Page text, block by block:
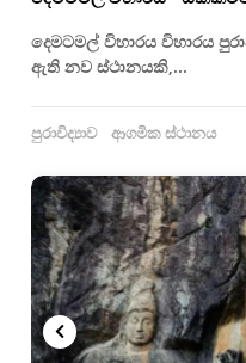
දෙමටමල් විහාරය විහාරය
ඇති නව ස්ථානයකි,...
පුරාවිද්‍යාව ආගමික ස්ථානය